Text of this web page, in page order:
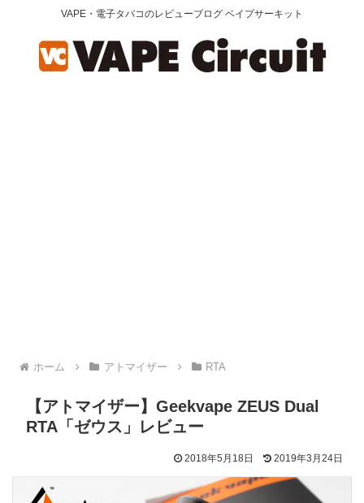
VAPE・電子タバコのレビューブログ ベイプサーキット
ホーム アトマイザー RTA
【アトマイザー】Geekvape ZEUS Dual
RTA「ゼウス」レビュー
2018年5月18日 2019年3月24日